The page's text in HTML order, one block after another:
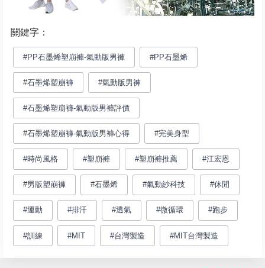
關鍵字：
#PP石墨烯塑崩褲-氣動版男褲 #PP石墨烯
#石墨烯塑崩褲 #氣動版男褲
#石墨烯塑崩褲-氣動版男褲評價
#石墨烯塑崩褲-氣動版男褲心得 #完美身型
#時尚風格 #塑崩褲 #塑崩褲推薦 #江宏恩
#男版塑崩褲 #石墨烯 #氣動紗科技 #休閒
#運動 #排汗 #透氣 #微循環 #跑步
#訓練 #MIT #台灣製造 #MIT台灣製造